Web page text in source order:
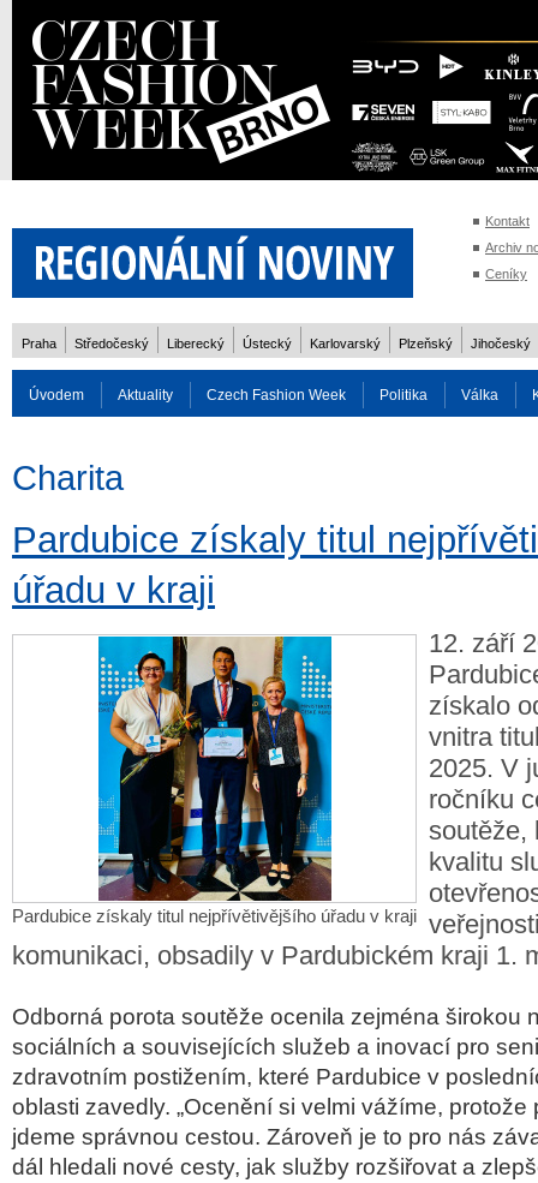
Kontakt
Archiv
Ceníky
Praha Středočeský Liberecký Ústecký Karlovarský Plzeňský Jihočeský
Úvodem Aktuality Czech Fashion Week Politika Válka
Charita
Pardubice získaly titul
úřadu v kraji
Pardubice získaly titul nejpřívětivějšího úřadu v kraji
12. září
získalo
vnitra
2025. V
ročníku
soutěže,
kvalitu
komunikaci, obsadily v Pardubickém kraji 1.
Odborná porota soutěže ocenila zejména širokou
sociálních a souvisejících služeb a inovací pro
zdravotním postižením, které Pardubice v
oblasti zavedly. „Ocenění si velmi vážíme, protože
jdeme správnou cestou. Zároveň je to pro nás
dál hledali nové cesty, jak služby rozšiřovat a